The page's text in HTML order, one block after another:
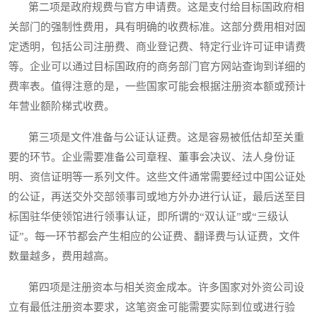
第二项是政府规费与官方申请费。这是支付给目标国政府相
关部门的强制性费用，具有明确的收费标准。这部分费用相对固
定透明，包括公司注册费、商业登记费、特定行业许可证申请费
等。企业可以通过目标国政府的商务部门官方网站查询到详细的
费率表。值得注意的是，一些国家可能会根据注册资本额或预计
年营业额阶梯式收费。
第三项是文件准备与公证认证费。这是容易被低估却至关重
要的环节。企业需要准备公司章程、董事会决议、法人身份证
明、资信证明等一系列文件。这些文件通常需要经过中国公证处
的公证，再送交外交部领事司或地方外办进行认证，最后送至目
标国驻华使领馆进行领事认证，即所谓的“双认证”或“三级认
证”。每一环节都会产生相应的公证费、翻译费与认证费，文件
数量越多，费用越高。
第四项是注册资本与相关资金成本。许多国家对外资公司设
立有最低注册资本要求，这笔资金可能需要实际到位或进行验